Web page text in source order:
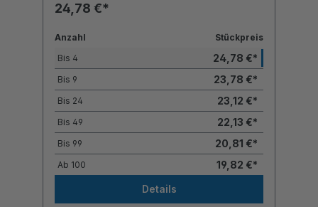
24,78 €*
Anzahl
Stückpreis
Bis 4 24,78 €*
Bis 9 23,78 €*
Bis 24 23,12 €*
Bis 49 22,13 €*
Bis 99 20,81 €*
Ab 100
19,82 €*
Details